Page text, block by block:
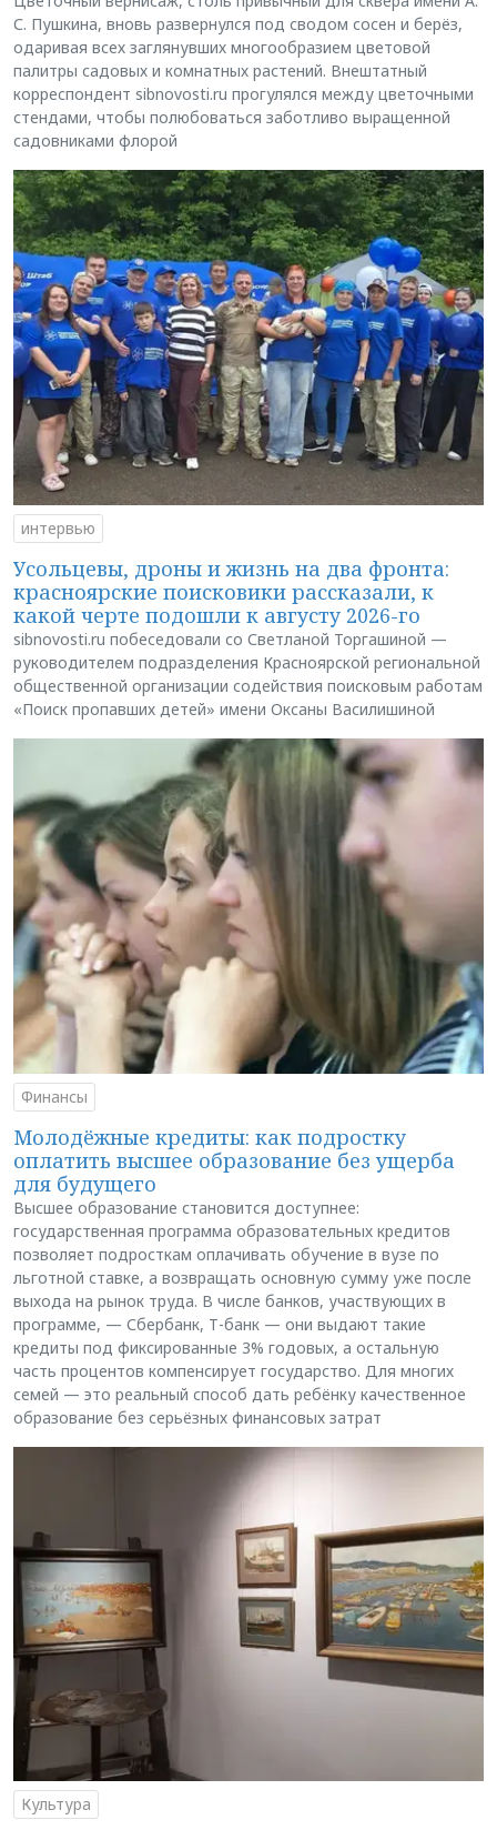
С. Пушкина, вновь развернулся под сводом сосен и берёз,
одаривая всех заглянувших многообразием цветовой
палитры садовых и комнатных растений. Внештатный
корреспондент sibnovosti.ru прогулялся между цветочными
стендами, чтобы полюбоваться заботливо выращенной
садовниками флорой
интервью
Усольцевы, дроны и жизнь на два фронта:
красноярские поисковики рассказали, к
какой черте подошли к августу 2026-го
sibnovosti.ru побеседовали со Светланой Торгашиной —
руководителем подразделения Красноярской региональной
общественной организации содействия поисковым работам
«Поиск пропавших детей» имени Оксаны Василишиной
Финансы
Молодёжные кредиты: как подростку
оплатить высшее образование без ущерба
для будущего
Высшее образование становится доступнее:
государственная программа образовательных кредитов
позволяет подросткам оплачивать обучение в вузе по
льготной ставке, а возвращать основную сумму уже после
выхода на рынок труда. В числе банков, участвующих в
программе, — Сбербанк, Т-банк — они выдают такие
кредиты под фиксированные 3% годовых, а остальную
часть процентов компенсирует государство. Для многих
семей — это реальный способ дать ребёнку качественное
образование без серьёзных финансовых затрат
Культура